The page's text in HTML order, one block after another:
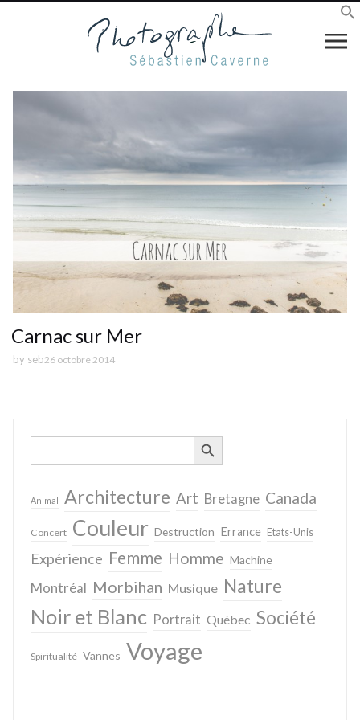
Carnac sur Mer
by seb26 octobre 2014
Search
SEARCH BUTTON
Animal Architecture Art Bretagne Canada
Concert Couleur Destruction Errance Etats-Unis
Expérience Femme Homme Machine
Montréal Morbihan Musique Nature
Noir et Blanc Portrait Québec Société
Spiritualité Vannes Voyage